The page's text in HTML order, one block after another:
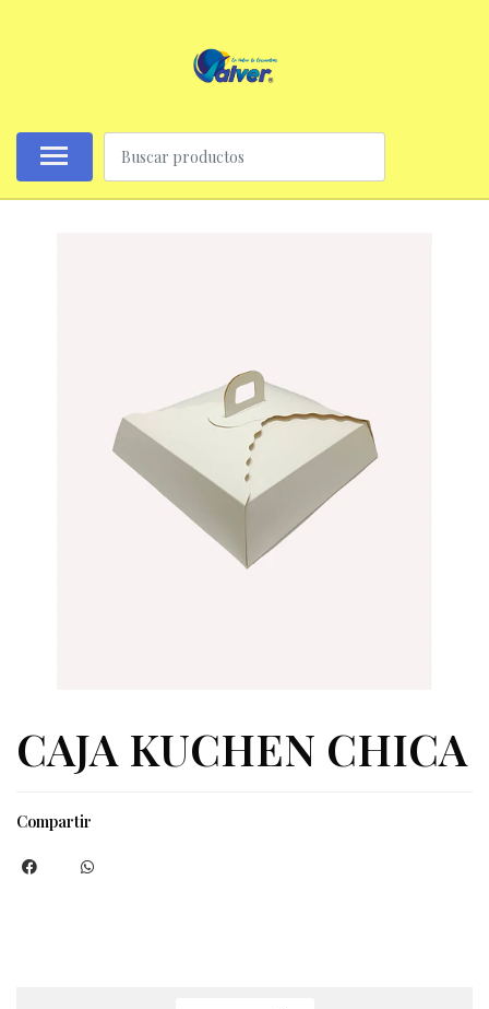
CAJA KUCHEN CHICA
Compartir